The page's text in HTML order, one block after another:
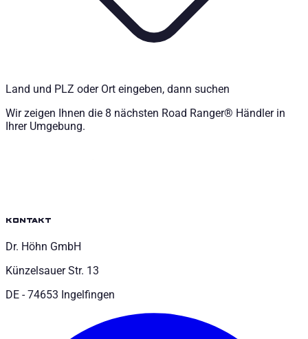
Land und PLZ oder Ort eingeben, dann suchen
Wir zeigen Ihnen die 8 nächsten Road Ranger® Händler in
Ihrer Umgebung.
kontakt
Dr. Höhn GmbH
Künzelsauer Str. 13
DE - 74653 Ingelfingen